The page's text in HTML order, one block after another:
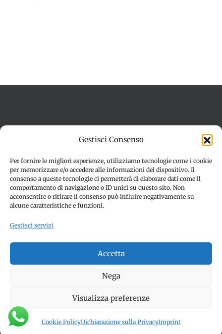
Gestisci Consenso
Per fornire le migliori esperienze, utilizziamo tecnologie come i cookie
per memorizzare e/o accedere alle informazioni del dispositivo. Il
consenso a queste tecnologie ci permetterà di elaborare dati come il
comportamento di navigazione o ID unici su questo sito. Non
acconsentire o ritirare il consenso può influire negativamente su
alcune caratteristiche e funzioni.
Gestisci servizi
Accetta
Nega
Visualizza preferenze
Cookie PolicyDichiarazione sulla PrivacyImprint
Disconoscimento
© Copyright 2012 -2026 | SPETTACOLI EVENTI - CIVITANOVA
MARCHE (MC) - Partita iva: 01907890436 | ALL RIGHTS
RESERVED | Made with ❤️ by